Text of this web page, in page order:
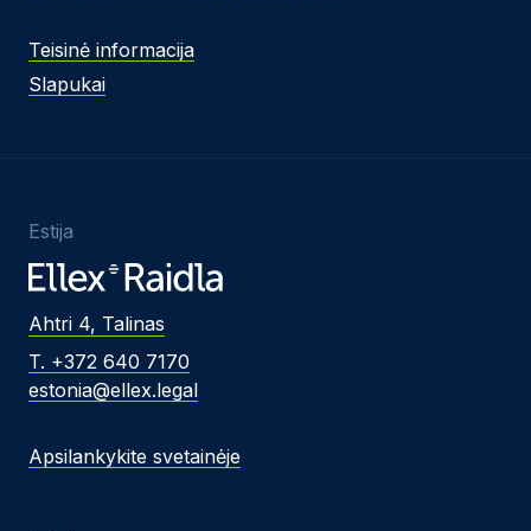
Teisinė informacija
Slapukai
Estija
Ahtri 4, Talinas
T. +372 640 7170
estonia@ellex.legal
Apsilankykite svetainėje